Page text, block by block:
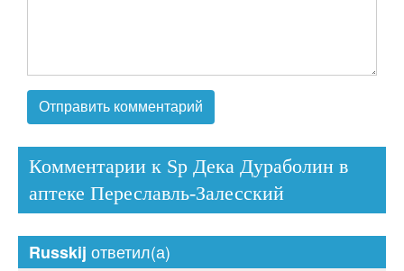
Комментарии к Sp Дека Дураболин в
аптеке Переславль-Залесский
Russkij ответил(а)